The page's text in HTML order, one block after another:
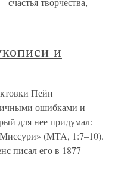
и
Пейн
ошибками и
для нее придумал:
(MTA, 1:7–10).
писал его в 1877